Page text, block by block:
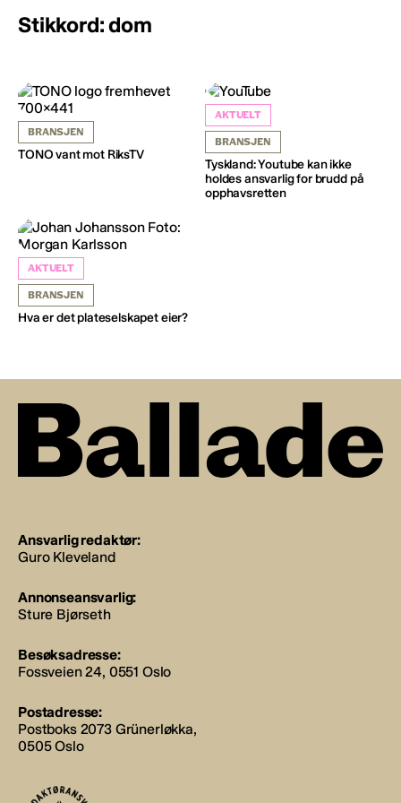
Stikkord: dom
BRANSJEN
TONO vant mot RiksTV
AKTUELT
BRANSJEN
Tyskland: Youtube kan ikke
holdes ansvarlig for brudd på
opphavsretten
AKTUELT
BRANSJEN
Hva er det plateselskapet eier?
Ansvarlig redaktør:
Guro Kleveland
Annonseansvarlig:
Sture Bjørseth
Besøksadresse:
Fossveien 24, 0551 Oslo
Postadresse:
Postboks 2073 Grünerløkka,
0505 Oslo